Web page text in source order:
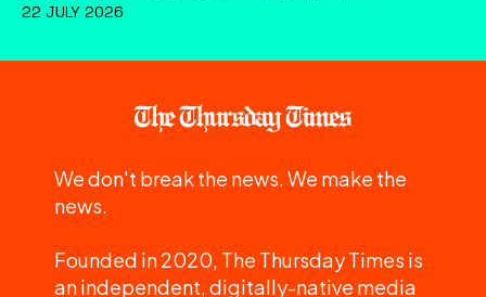
22 JULY 2026
We don't break the news. We make the
news.
Founded in 2020, The Thursday Times is
an independent, digitally-native media